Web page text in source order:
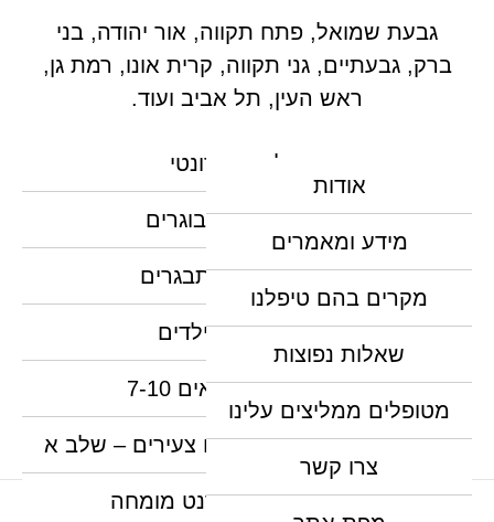
גבעת שמואל, פתח תקווה, אור יהודה, בני
ברק, גבעתיים, גני תקווה, קרית אונו, רמת גן,
ראש העין, תל אביב ועוד.
טיפול אורתודונטי
יישור שיניים למבוגרים
יישור שיניים למתבגרים
יישור שיניים לילדים
יישור שיניים לגילאים 7-10
יישור שיניים מקדים לילדים צעירים – שלב א
יישור שיניים אורתודנט מומחה
אודות
מידע ומאמרים
מקרים בהם טיפלנו
שאלות נפוצות
מטופלים ממליצים עלינו
צרו קשר